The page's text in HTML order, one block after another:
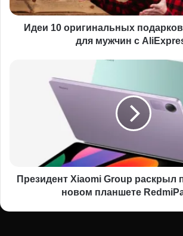
мужчин
Идеи 10 оригинальных
для мужчин с
RedmiPad
SEПрезидент Xiaomi Group раскрыл
новом планшете